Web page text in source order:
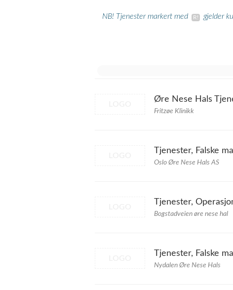
NB! Tjenester markert med gjelder
Øre Nese Hals
Fritzøe Klinikk
Tjenester, Falske
Oslo Øre Nese Hals AS
Tjenester,
Bogstadveien øre nese hal
Tjenester, Falske
Nydalen Øre Nese Hals